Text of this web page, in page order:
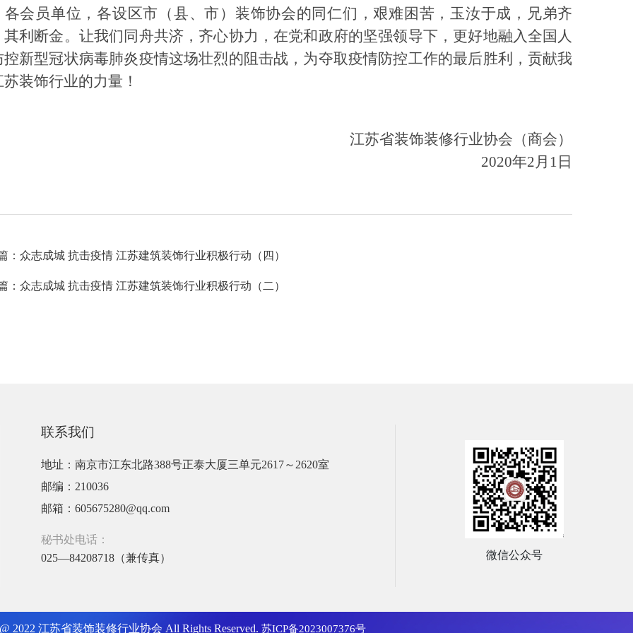
各会员单位，各设区市（县、市）装饰协会的同仁们，艰难困苦，玉汝于成，兄弟齐
其利断金。让我们同舟共济，齐心协力，在党和政府的坚强领导下，更好地融入全国人
控新型冠状病毒肺炎疫情这场壮烈的阻击战，为夺取疫情防控工作的最后胜利，贡献我
装饰行业的力量！
江苏省装饰装修行业协会（商会）
2020年2月 1 日
：众志成城 抗击疫情 江苏建筑装饰行业积极行动（四）
：众志成城 抗击疫情 江苏建筑装饰行业积极行动（二）
联系我们
地址：南京市江东北路388号正泰大厦三单元2617～2620室
邮编：210036
邮箱：605675280@qq.com
秘书处电话：
025—84208718（兼传真）
微信公众号
2022 江苏省装饰装修行业协会 All Rights Reserved. 苏ICP备2023007376号